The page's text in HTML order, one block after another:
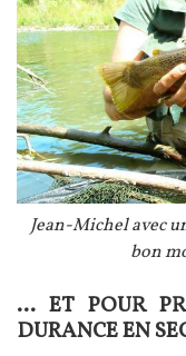
Légende
Jean-Michel avec
bon
Texte
… ET POUR
DURANCE EN